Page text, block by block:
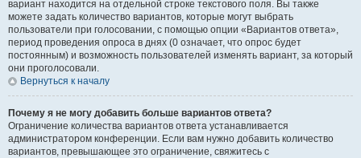
вариант находится на отдельной строке текстового поля. Вы также
можете задать количество вариантов, которые могут выбрать
пользователи при голосовании, с помощью опции «Вариантов ответа»,
период проведения опроса в днях (0 означает, что опрос будет
постоянным) и возможность пользователей изменять вариант, за который
они проголосовали.
Вернуться к началу
Почему я не могу добавить больше вариантов ответа?
Ограничение количества вариантов ответа устанавливается
администратором конференции. Если вам нужно добавить количество
вариантов, превышающее это ограничение, свяжитесь с